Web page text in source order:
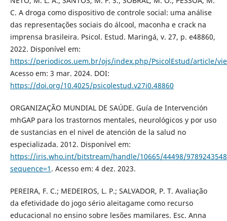
C. A droga como dispositivo de controle social: uma análise
das representações sociais do álcool, maconha e crack na
imprensa brasileira. Psicol. Estud. Maringá, v. 27, p. e48860,
2022. Disponível em:
https://periodicos.uem.br/ojs/index.php/PsicolEstud/article/
Acesso em: 3 mar. 2024. DOI:
https://doi.org/10.4025/psicolestud.v27i0.48860
ORGANIZAÇÃO MUNDIAL DE SAÚDE. Guía de Intervención
mhGAP para los trastornos mentales, neurológicos y por uso
de sustancias en el nivel de atención de la salud no
especializada. 2012. Disponível em:
https://iris.who.int/bitstream/handle/10665/44498/
sequence=1 . Acesso em: 4 dez. 2023.
PEREIRA, F. C.; MEDEIROS, L. P.; SALVADOR, P. T. Avaliação
da efetividade do jogo sério aleitagame como recurso
educacional no ensino sobre lesões mamilares. Esc. Anna